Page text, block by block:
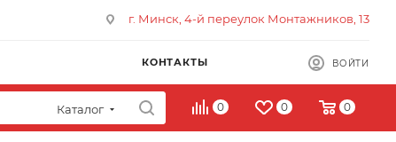
г. Минск, 4-й переулок Монтажников, 13
КОНТАКТЫ ВОЙТИ
Каталог 0 0 0